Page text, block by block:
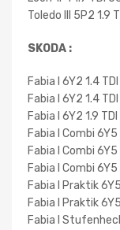
Toledo III 5P2 1.9
SKODA :
Fabia I 6Y2 1.4
Fabia I 6Y2 1.4
Fabia I 6Y2 1.9
Fabia I Combi
Fabia I Combi
Fabia I Combi
Fabia I Praktik
Fabia I Praktik
Fabia I